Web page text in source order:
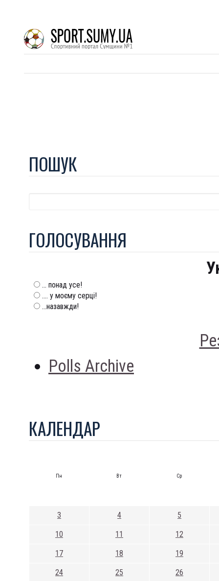
ПОШУК
ГОЛОСУВАННЯ
... понад усе!
.... у моєму серці!
...назавжди!
Polls Archive
КАЛЕНДАР
Пн Вт Ср
3 4 5
10 11 12
17 18 19
24 25 26